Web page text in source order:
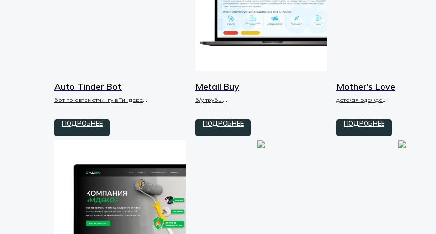
Auto Tinder Bot
бот по автометчингу в Тиндере
ПОДРОБНЕЕ
Metall Buy
б/у трубы
ПОДРОБНЕЕ
Mother's Love
детская одежда
ПОДРОБНЕЕ